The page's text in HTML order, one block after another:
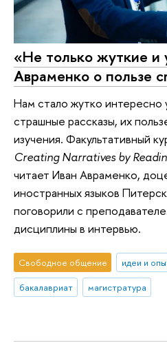
«Не только жуткие
Авраменко о пользе
Нам стало жутко интересно
страшные рассказы, их
изучения. Факультативный
Creating Narratives by
читает Иван Авраменко,
иностранных языков
поговорили с
дисциплины в интервью.
Свободное общение идеи и
бакалавриат
магистратура